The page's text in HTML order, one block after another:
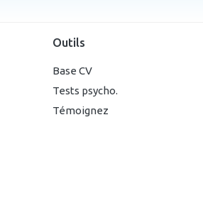
Outils
Base CV
Tests psycho.
Témoignez